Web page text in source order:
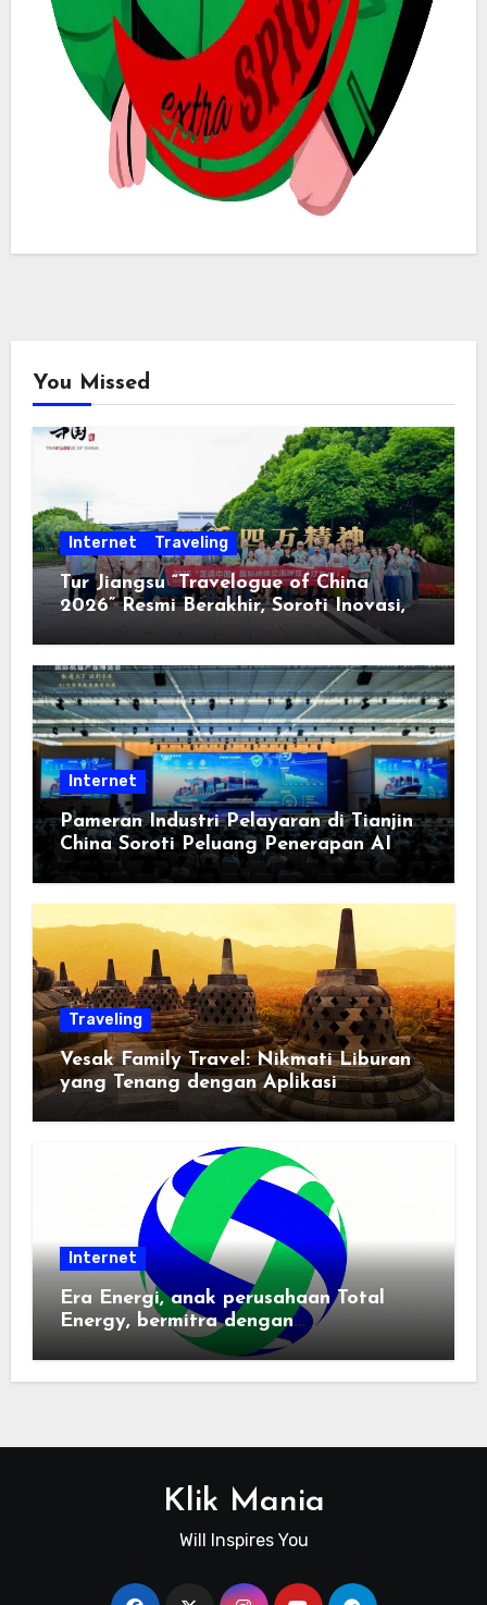
You Missed
Internet Traveling
Tur Jiangsu “Travelogue of China
2026” Resmi Berakhir, Soroti Inovasi,
Keterbukaan, dan Pembangunan
Berorientasi pada Masyarakat
Internet
Pameran Industri Pelayaran di Tianjin
China Soroti Peluang Penerapan AI
Traveling
Vesak Family Travel: Nikmati Liburan
yang Tenang dengan Aplikasi
Pemindai PDF
Internet
Era Energi, anak perusahaan Total
Energy, bermitra dengan
Zhuochuangtong untuk mempercepat
transisi energi Indonesia — raksasa
Klik Mania
Will Inspires You